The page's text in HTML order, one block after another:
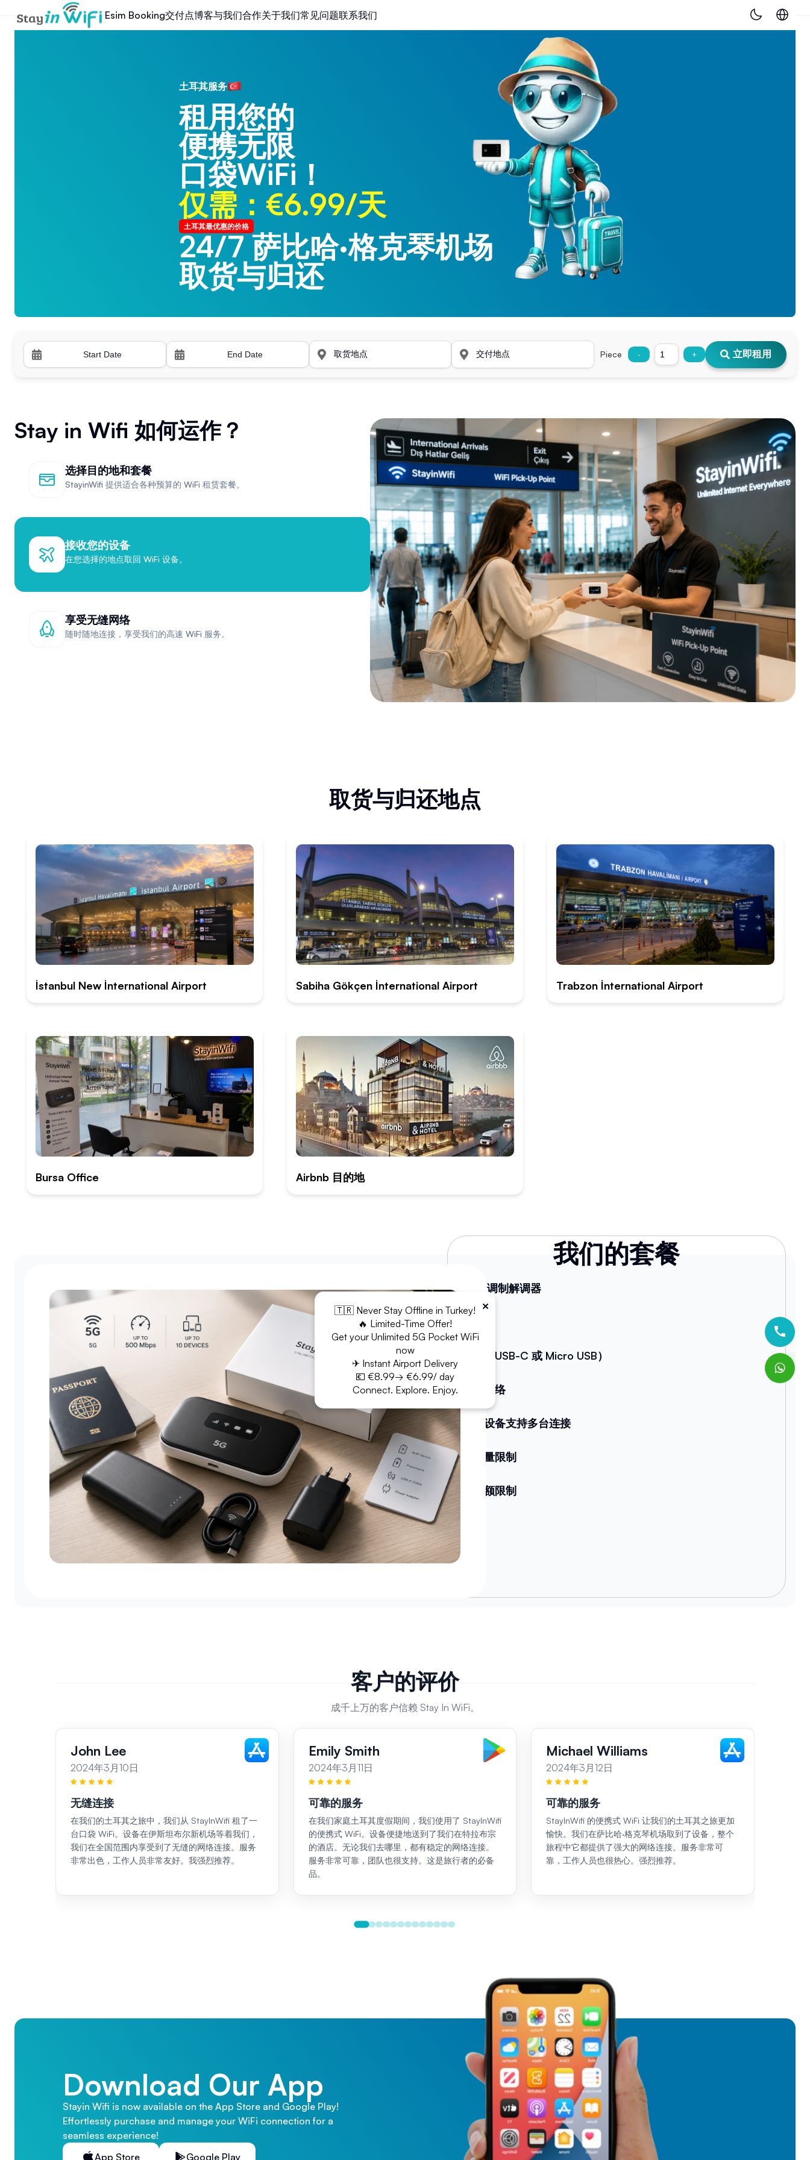
Esim Booking交付点博客与我们合作关于我们常见问题联系我们
土耳其服务
租用您的
便携无限
口袋WiFi！
仅需：€6.99/天
土耳其最优惠的价格
24/7 萨比哈·格克琴机场
取货与归还
24/7 特拉布宗机场
取货与归还
Piece - + 立即租用
Stay in Wifi 如何运作？
选择目的地和套餐
StayinWifi 提供适合各种预算的 WiFi 租赁套餐。
接收您的设备
在您选择的地点取回 WiFi 设备。
享受无缝网络
随时随地连接，享受我们的高速 WiFi 服务。
取货与归还地点
İstanbul New İnternational Airport Sabiha Gökçen İnternational Airport Trabzon İnternational Airport
Bursa Office Airbnb 目的地
我们的套餐
WiFi 调制解调器
电缆（USB-C 或 Micro USB）
无限网络
一个设备支持多台连接
无流量限制
无配额限制
客户的评价
成千上万的客户信赖 Stay In WiFi。
John Lee
2024年3月10日
无缝连接
在我们的土耳其之旅中，我们从 StayInWifi 租了一
台口袋 WiFi。设备在伊斯坦布尔新机场等着我们，
我们在全国范围内享受到了无缝的网络连接。服务
非常出色，工作人员非常友好。我强烈推荐。
Emily Smith
2024年3月11日
可靠的服务
在我们家庭土耳其度假期间，我们使用了 StayInWifi
的便携式 WiFi。设备便捷地送到了我们在特拉布宗
的酒店。无论我们去哪里，都有稳定的网络连接。
服务非常可靠，团队也很支持。这是旅行者的必备
品。
Michael Williams
2024年3月12日
可靠的服务
StayInWifi 的便携式 WiFi 让我们的土耳其之旅更加
愉快。我们在萨比哈·格克琴机场取到了设备，整个
旅程中它都提供了强大的网络连接。服务非常可
靠，工作人员也很热心。强烈推荐。
Download Our App
Stayin Wifi is now available on the App Store and Google Play!
Effortlessly purchase and manage your WiFi connection for a
seamless experience!
App Store
Google Play
×
🇹🇷 Never Stay Offline in Turkey!
🔥 Limited-Time Offer!
Get your Unlimited 5G Pocket WiFi
now
✈ Instant Airport Delivery
💶 €8.99→ €6.99/ day
Connect. Explore. Enjoy.